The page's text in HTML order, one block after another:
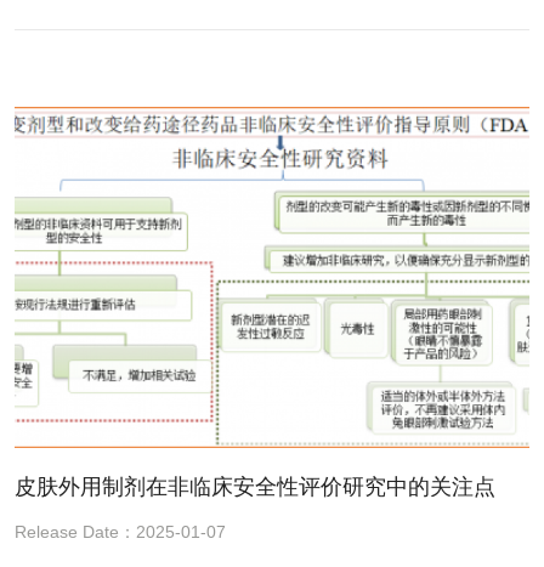
皮肤外用制剂在非临床安全性评价研究中的关注点
Release Date：2025-01-07